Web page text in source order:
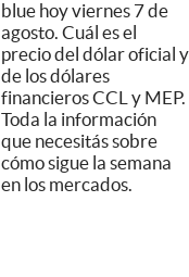
blue hoy viernes 7 de
agosto. Cuál es el
precio del dólar oficial y
de los dólares
financieros CCL y MEP.
Toda la información
que necesitás sobre
cómo sigue la semana
en los mercados.